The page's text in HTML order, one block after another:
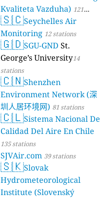
Kvaliteta Vazduha) 121
stations
🇸🇨Seychelles Air
Monitoring 12 stations
🇬🇩SGU-GND St.
George’s University14
stations
🇨🇳Shenzhen
Environment Network (深
圳人居环境网) 81 stations
🇨🇱Sistema Nacional De
Calidad Del Aire En Chile
135 stations
SJVAir.com 39 stations
🇸🇰Slovak
Hydrometeorological
Institute (Slovenský